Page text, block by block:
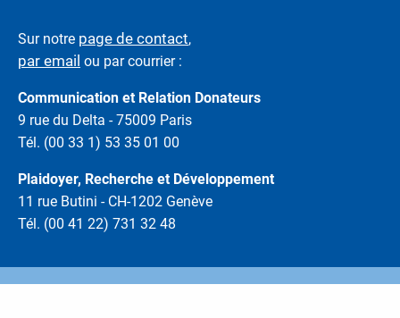
Sur notre page de contact,
par email ou par courrier :
Communication et Relation Donateurs
9 rue du Delta - 75009 Paris
Tél. (00 33 1) 53 35 01 00
Plaidoyer, Recherche et Développement
11 rue Butini - CH-1202 Genève
Tél. (00 41 22) 731 32 48